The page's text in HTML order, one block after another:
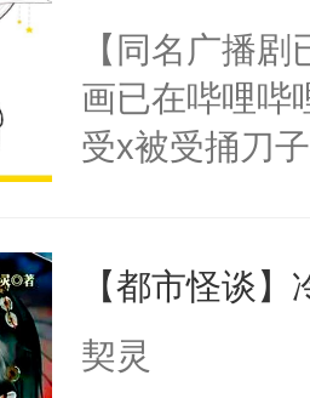
莲花可不止
点脑袋，看着
常见问题一：
教科书版：“
母的微笑：“
留看着面前
人，突然醒悟
【同名广播
画已在哔哩哔
受x被受捅刀
病，一个个
上了还是无动
【都市怪谈
契灵